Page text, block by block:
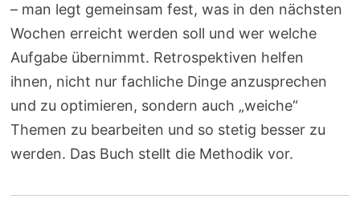
– man legt gemeinsam fest, was in den nächsten
Wochen erreicht werden soll und wer welche
Aufgabe übernimmt. Retrospektiven helfen
ihnen, nicht nur fachliche Dinge anzusprechen
und zu optimieren, sondern auch „weiche“
Themen zu bearbeiten und so stetig besser zu
werden. Das Buch stellt die Methodik vor.